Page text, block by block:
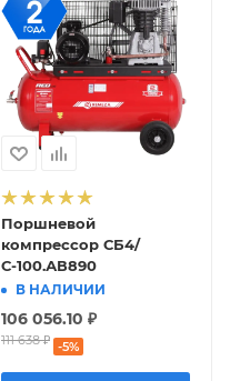
Поршневой
компрессор СБ4/
С-100.АВ890
В НАЛИЧИИ
106 056.10 ₽
111 638₽ -5%